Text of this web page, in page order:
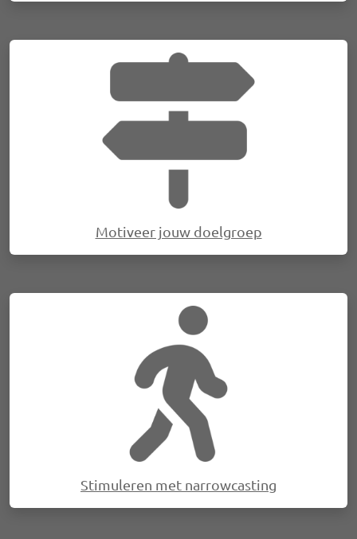
Afbeelding
Motiveer jouw doelgroep
Stimuleren met narrowcasting